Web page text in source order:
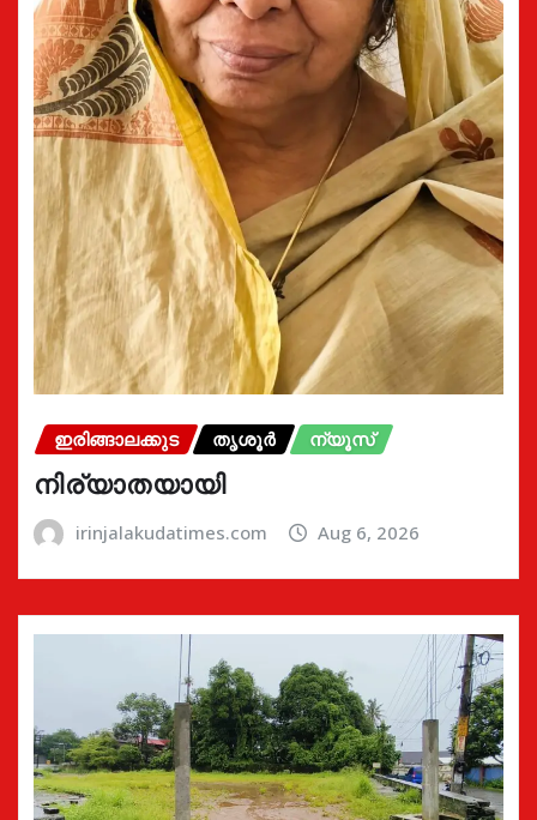
ഇരിങ്ങാലക്കുട തൃശൂർ ന്യൂസ്
നിര്യാതയായി
irinjalakudatimes.com Aug 6, 2026